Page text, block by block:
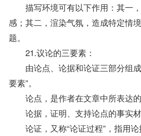
描写环境可有以下作用：其一
感；其二，渲染气氛，造成特定情
题。
21.议论的三要素：
由论点、论据和论证三部分组成
要素”。
论点，是作者在文章中所表达的
论据，证明、支持论点的事实材
论证，又称“论证过程”，指用论